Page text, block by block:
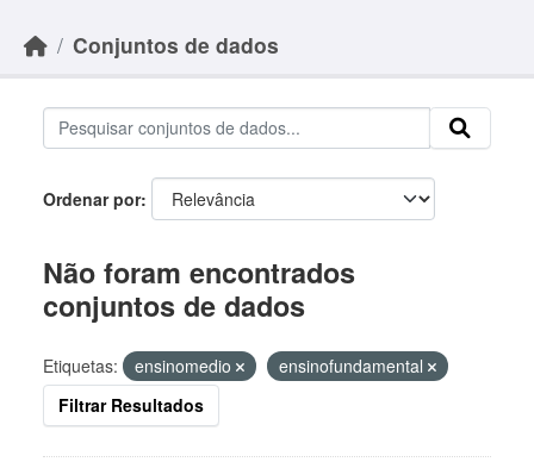
Conjuntos de dados
Ordenar por
Não foram encontrados
conjuntos de dados
Etiquetas: ensinomedio
ensinofundamental
Filtrar Resultados